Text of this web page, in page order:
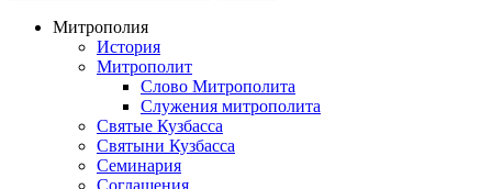
Митрополия
История
Митрополит
Слово Митрополита
Служения митрополита
Святые Кузбасса
Святыни Кузбасса
Семинария